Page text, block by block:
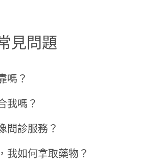
見問題
嗎？
我嗎？
問診服務？
我如何拿取藥物？